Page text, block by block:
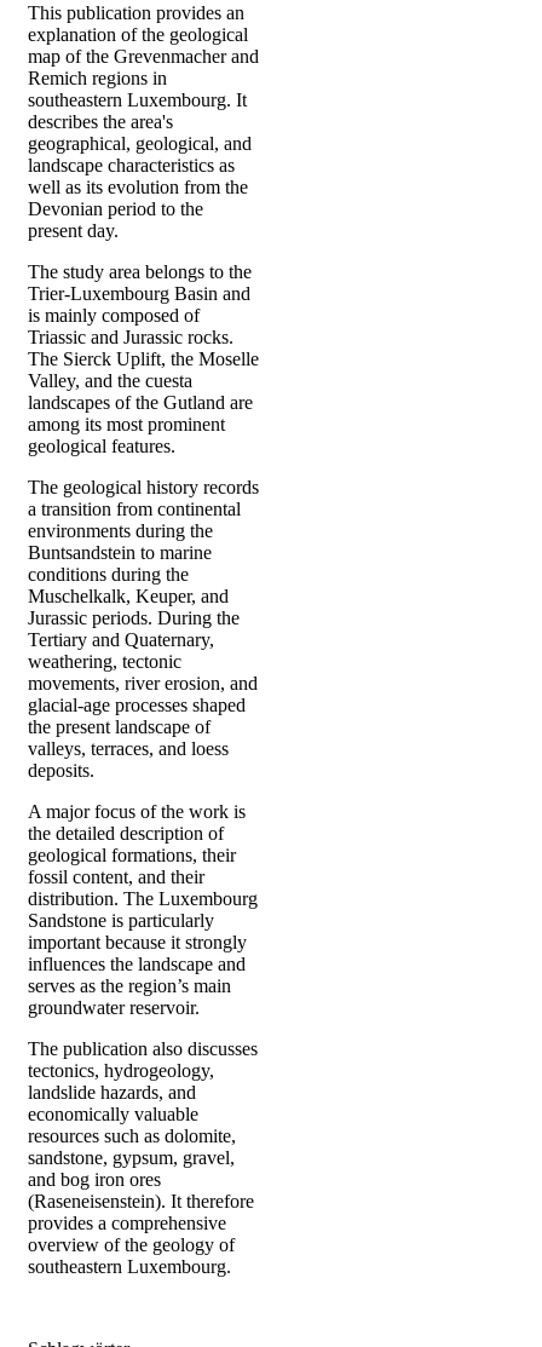
This publication provides an
explanation of the geological
map of the Grevenmacher and
Remich regions in
southeastern Luxembourg. It
describes the area's
geographical, geological, and
landscape characteristics as
well as its evolution from the
Devonian period to the
present day.
The study area belongs to the
Trier-Luxembourg Basin and
is mainly composed of
Triassic and Jurassic rocks.
The Sierck Uplift, the Moselle
Valley, and the cuesta
landscapes of the Gutland are
among its most prominent
geological features.
The geological history records
a transition from continental
environments during the
Buntsandstein to marine
conditions during the
Muschelkalk, Keuper, and
Jurassic periods. During the
Tertiary and Quaternary,
weathering, tectonic
movements, river erosion, and
glacial-age processes shaped
the present landscape of
valleys, terraces, and loess
deposits.
A major focus of the work is
the detailed description of
geological formations, their
fossil content, and their
distribution. The Luxembourg
Sandstone is particularly
important because it strongly
influences the landscape and
serves as the region’s main
groundwater reservoir.
The publication also discusses
tectonics, hydrogeology,
landslide hazards, and
economically valuable
resources such as dolomite,
sandstone, gypsum, gravel,
and bog iron ores
(Raseneisenstein). It therefore
provides a comprehensive
overview of the geology of
southeastern Luxembourg.